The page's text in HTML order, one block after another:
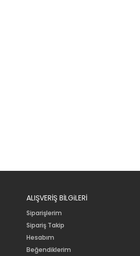
ALIŞVERİŞ BİLGiLERİ
Siparişlerim
Sipariş Takip
Hesabım
Beğendiklerim